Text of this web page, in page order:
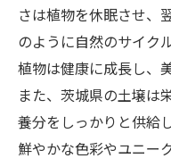
観葉植物が茨
茨城県の園芸店
茨城県の園
物
園芸店で教
さは植物を休眠させ、
のように自然のサイク
植物は健康に成長し、
また、茨城県の土壌は
養分をしっかりと供給
鮮やかな色彩やユニー